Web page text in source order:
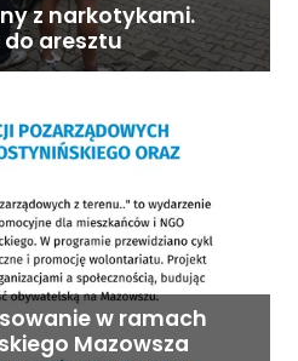
z narkotykami.
do aresztu
w ramach
Mazowsza